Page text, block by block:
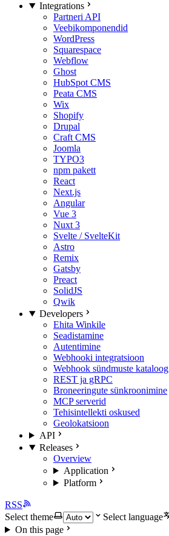
Integrations
Partneri API
Veebikomponendid
WordPress
Squarespace
Webflow
Ghost
HubSpot CMS
Peata CMS
Wix
Shopify
Drupal
Craft CMS
Joomla
TYPO3
npm pakett
React
Next.js
Angular
Vue 3
Nuxt 3
Svelte / SvelteKit
Astro
Remix
Gatsby
Preact
SolidJS
Qwik
Developers
Ehita Winkile
Seadistamine
Autentimine
Webhooki integratsioon
Webhook sündmuste kataloog
REST ja gRPC
Broneeringute sünkroonimine
MCP serverid
Tehisintellekti oskused
Geolokatsioon
API
Releases
Overview
Application
Platform
RSS
Select theme
Select language
On this page